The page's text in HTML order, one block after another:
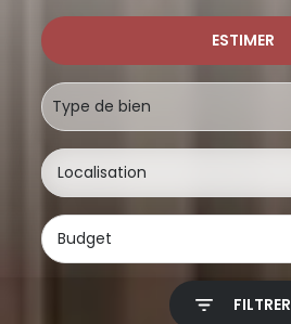
De l'immo pro
ESTIMER
Type de bien
Budget
FILTRER